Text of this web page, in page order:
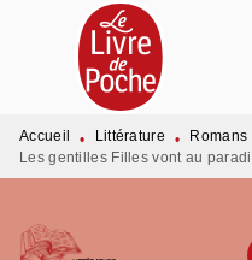
MENU
PIED DE PAGE
Accueil • Littérature • Romans
Les gentilles Filles vont au